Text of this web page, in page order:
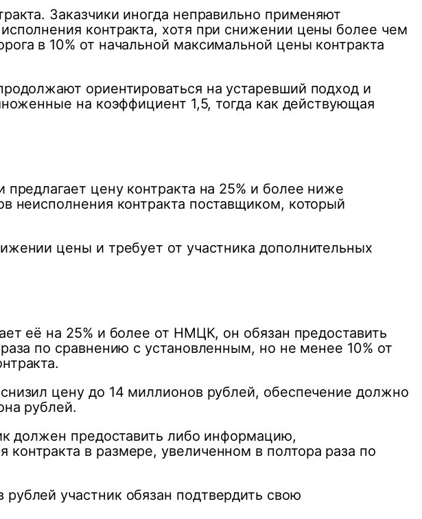
Заказчики иногда неправильно применяют
контракта, хотя при снижении цены более чем
в 10% от начальной максимальной цены контракта
ориентироваться на устаревший подход и
на коэффициент 1,5, тогда как действующая
цену контракта на 25% и более ниже
неисполнения контракта поставщиком, который
цены и требует от участника дополнительных
её на 25% и более от НМЦК, он обязан предоставить
по сравнению с установленным, но не менее 10% от
цену до 14 миллионов рублей, обеспечение должно
рублей.
должен предоставить либо информацию,
в размере, увеличенном в полтора раза по
участник обязан подтвердить свою